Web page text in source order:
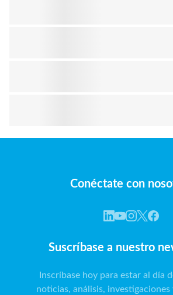
Conéctate con
Suscríbase a nuestro
Inscríbase hoy para estar al día
noticias, análisis, investigaciones